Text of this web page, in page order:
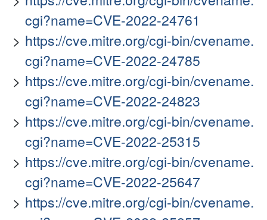
cgi?name=CVE-2022-24761
https://cve.mitre.org/cgi-bin/cvename.
cgi?name=CVE-2022-24785
https://cve.mitre.org/cgi-bin/cvename.
cgi?name=CVE-2022-24823
https://cve.mitre.org/cgi-bin/cvename.
cgi?name=CVE-2022-25315
https://cve.mitre.org/cgi-bin/cvename.
cgi?name=CVE-2022-25647
https://cve.mitre.org/cgi-bin/cvename.